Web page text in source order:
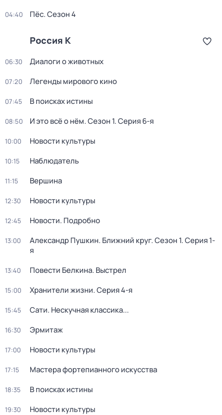
04:40 Пёс. Сезон 4
Россия К
06:30 Диалоги о животных
07:20 Легенды мирового кино
07:45 В поисках истины
08:50 И это всё о нём. Сезон 1. Серия 6-я
10:00 Новости культуры
10:15 Наблюдатель
11:15 Вершина
12:30 Новости культуры
12:45 Новости. Подробно
13:00 Александр Пушкин. Ближний круг. Сезон 1. Серия 1-
я
13:40 Повести Белкина. Выстрел
15:00 Хранители жизни. Серия 4-я
15:45 Сати. Нескучная классика...
16:30 Эрмитаж
17:00 Новости культуры
17:15 Мастера фортепианного искусства
18:35 В поисках истины
19:30 Новости культуры